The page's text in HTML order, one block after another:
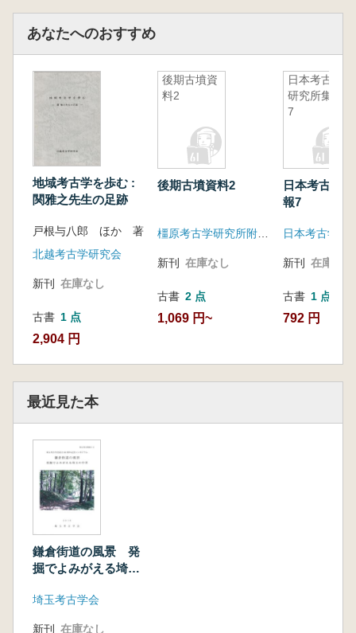
あなたへのおすすめ
地域考古学を歩む :
関雅之先生の足跡
戸根与八郎 ほか 著
北越考古学研究会
新刊 在庫なし
古書 1 点
2,904 円
後期古墳資
料2
後期古墳資料2
新刊 在庫なし
古書 2 点
1,069 円~
日本考古学
研究所集報
7
日本考古学
報7
日本考古学研
新刊 在庫なし
古書 1 点
792 円
最近見た本
鎌倉街道の風景 発
掘でよみがえる埼玉
埼玉考古学会
新刊 在庫なし